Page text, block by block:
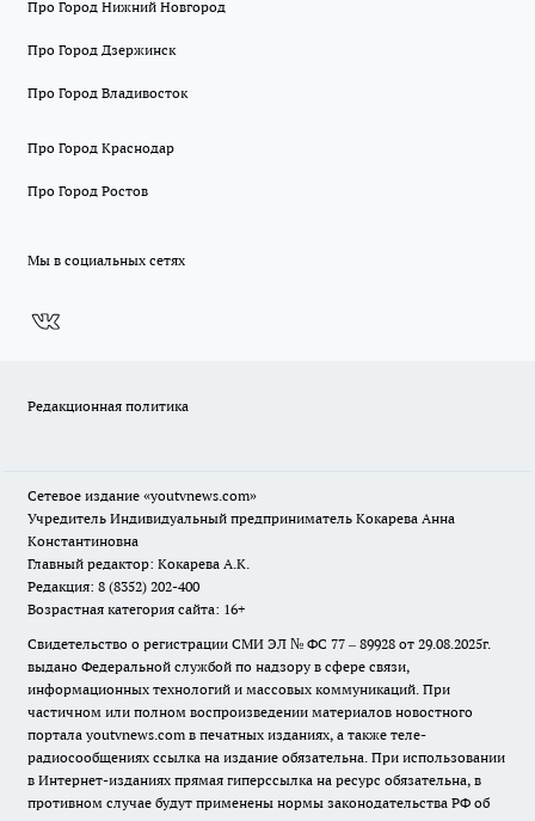
Про Город Нижний Новгород
Про Город Дзержинск
Про Город Владивосток
Про Город Краснодар
Про Город Ростов
Мы в социальных сетях
Редакционная политика
Сетевое издание «youtvnews.com»
Учредитель Индивидуальный предприниматель Кокарева Анна
Константиновна
Главный редактор: Кокарева А.К.
Редакция: 8 (8352) 202-400
Возрастная категория сайта: 16+
Свидетельство о регистрации СМИ ЭЛ № ФС 77 – 89928 от 29.08.2025г.
выдано Федеральной службой по надзору в сфере связи,
информационных технологий и массовых коммуникаций. При
частичном или полном воспроизведении материалов новостного
портала youtvnews.com в печатных изданиях, а также теле-
радиосообщениях ссылка на издание обязательна. При использовании
в Интернет-изданиях прямая гиперссылка на ресурс обязательна, в
противном случае будут применены нормы законодательства РФ об